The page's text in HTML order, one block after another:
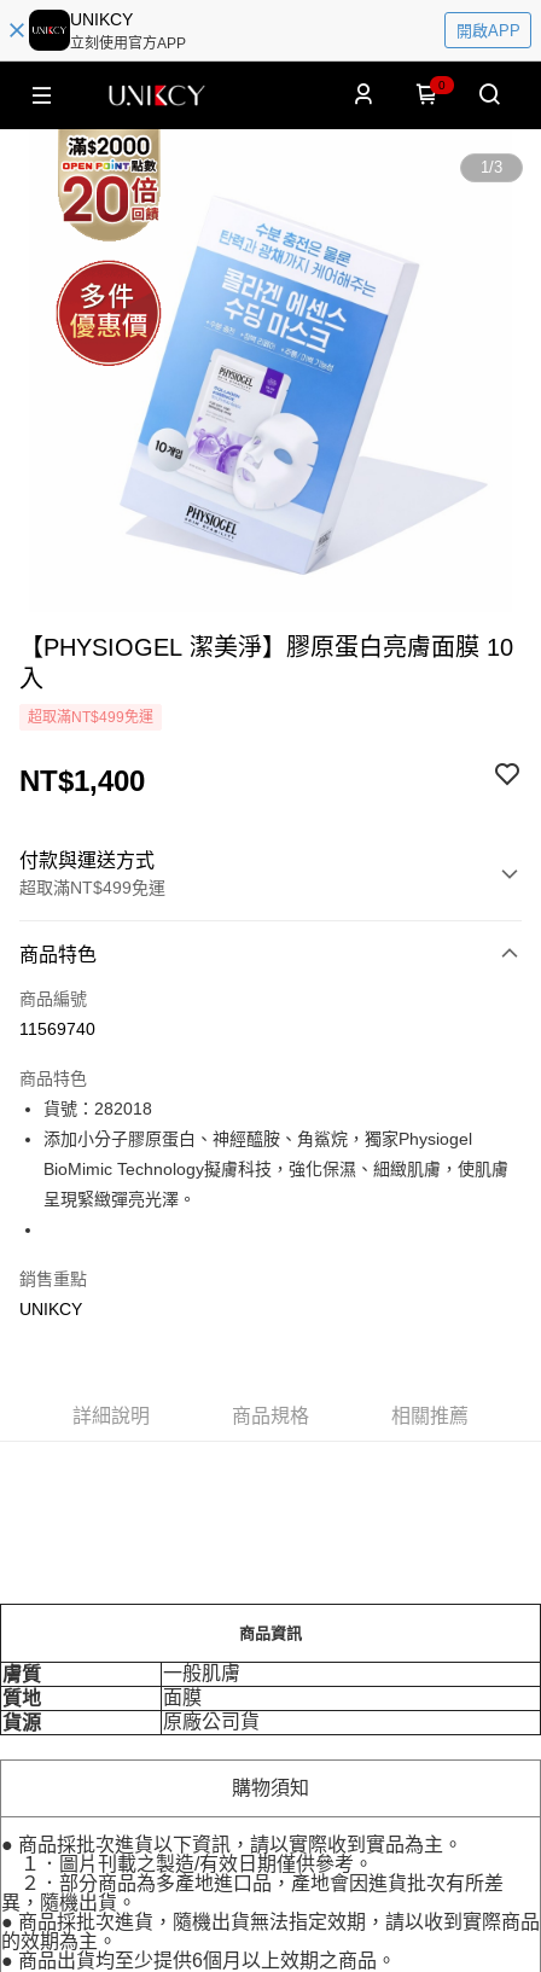
UNIKCY
立刻使用官方APP
開啟APP
0
1/3
【PHYSIOGEL 潔美淨】膠原蛋白亮膚面膜 10
入
超取滿NT$499免運
NT$1,400
付款與運送方式
超取滿NT$499免運
icash Pay
信用卡一次付款
LINE Pay
Apple Pay
街口支付
悠遊付
Google Pay
每筆NT$70，滿NT$499(含以上)免運費
商品特色
商品編號
11569740
商品特色
貨號：282018
添加小分子膠原蛋白、神經醯胺、角鯊烷，獨家Physiogel
BioMimic Technology擬膚科技，強化保濕、細緻肌膚，使肌膚
呈現緊緻彈亮光澤。
銷售重點
UNIKCY
詳細說明 商品規格 相關推薦
商品資訊
膚質
一般肌膚
質地
面膜
貨源
原廠公司貨
購物須知
● 商品採批次進貨以下資訊，請以實際收到實品為主。
１．圖片刊載之製造/有效日期僅供參考。
２．部分商品為多產地進口品，產地會因進貨批次有所差
異，隨機出貨。
● 商品採批次進貨，隨機出貨無法指定效期，請以收到實際商品
的效期為主。
● 商品出貨均至少提供6個月以上效期之商品。